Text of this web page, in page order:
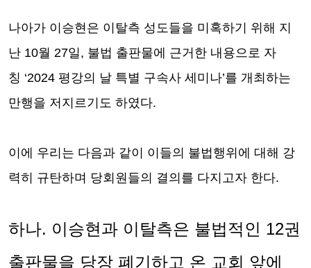
나아가 이승현은 이탈측 성도들을 미혹하기 위해 지
난 10월 27일, 불법 출판물에 근거한 내용으로 자
칭 ‘2024 평강의 날 특별 구속사 세미나’를 개최하는
만행을 저지르기도 하였다.
이에 우리는 다음과 같이 이들의 불법행위에 대해 강
력히 규탄하며 당회원들의 결의를 다지고자 한다.
하나. 이승현과 이탈측은 불법적인 12권
출판물을 당장 폐기하고 온 교회 앞에